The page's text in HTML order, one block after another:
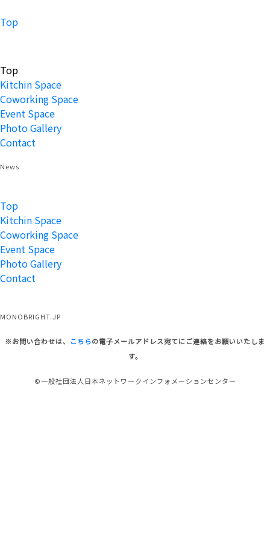
Top
Top
Kitchin Space
Coworking Space
Event Space
Photo Gallery
Contact
News
Top
Kitchin Space
Coworking Space
Event Space
Photo Gallery
Contact
MONOBRIGHT.JP
※お問い合わせは、 こちらの電子メールアドレス宛てにご連絡をお願いいたしま
す。
©一般社団法人日本ネットワークインフォメーションセンター